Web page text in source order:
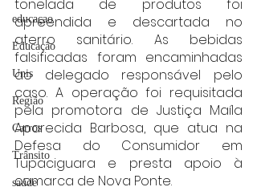
educaçao
Educação
Unis
Região
Carros
Trânsito
saúde
tonelada de produtos foi
apreendida e descartada no
aterro sanitário. As bebidas
falsificadas foram encaminhadas
ao delegado responsável pelo
caso. A operação foi requisitada
pela promotora de Justiça Maíla
Aparecida Barbosa, que atua na
Defesa do Consumidor em
Tupaciguara e presta apoio à
comarca de Nova Ponte.